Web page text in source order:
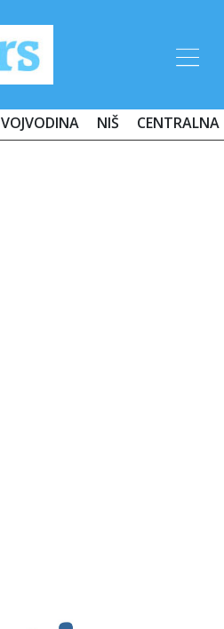
VOJVODINA NIŠ CENTRALNA